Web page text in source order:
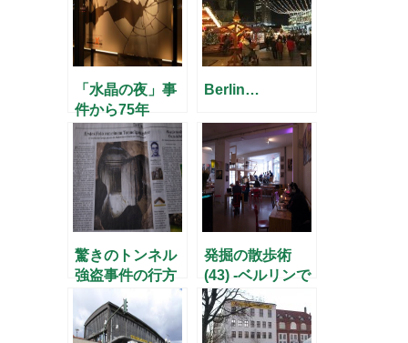
「水晶の夜」事
件から75年
Berlin…
驚きのトンネル
強盗事件の行方
発掘の散歩術
(43) -ベルリンで
スタートアッ
プ！-